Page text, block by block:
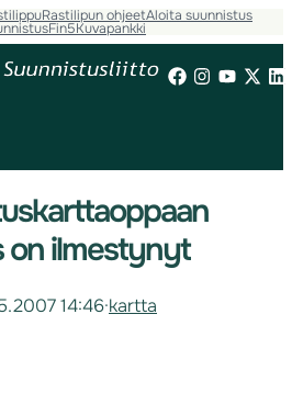
Rastilipun ohjeetAloita suunnistus
Fin5Kuvapankki
on ilmestynyt
14:46·kartta